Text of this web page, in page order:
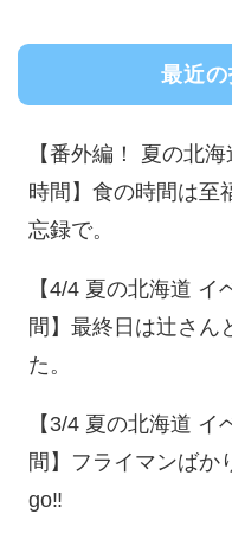
最近
【番外編！ 夏の北
時間】食の時間は至
忘録で。
【4/4 夏の北海道 イ
間】最終日は辻さん
た。
【3/4 夏の北海道 イ
間】フライマンばか
go‼️